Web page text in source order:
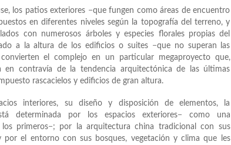
los patios exteriores −que fungen como áreas de encuentro
en diferentes niveles según la topografía del terreno, y
con numerosos árboles y especies florales propias del
a la altura de los edificios o suites −que no superan las
el complejo en un particular megaproyecto que,
en contravía de la tendencia arquitectónica de las últimas
rascacielos y edificios de gran altura.
interiores, su diseño y disposición de elementos, la
determinada por los espacios exteriores− como una
los primeros−; por la arquitectura china tradicional con sus
por el entorno con sus bosques, vegetación y clima que les